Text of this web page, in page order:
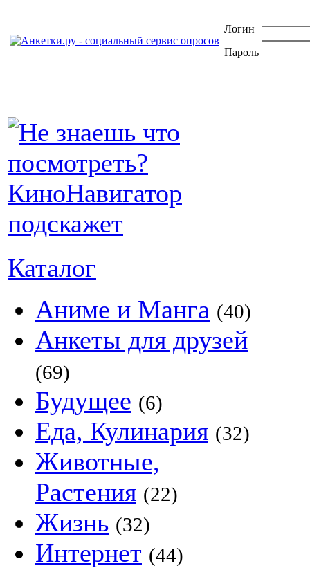
Логин
Пароль
Каталог
Аниме и Манга (40)
Анкеты для друзей
(69)
Будущее (6)
Еда, Кулинария (32)
Животные,
Растения (22)
Жизнь (32)
Интернет (44)